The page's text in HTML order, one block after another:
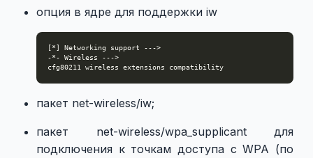
опция в ядре для поддержки iw
пакет net-wireless/iw;
пакет net-wireless/wpa_supplicant для
подключения к точкам доступа с WPA (по